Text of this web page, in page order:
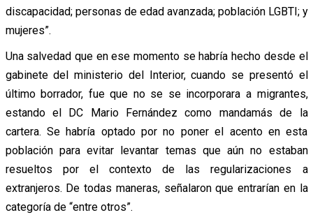
discapacidad; personas de edad avanzada; población LGBTI; y
mujeres”.
Una salvedad que en ese momento se habría hecho desde el
gabinete del ministerio del Interior, cuando se presentó el
último borrador, fue que no se se incorporara a migrantes,
estando el DC Mario Fernández como mandamás de la
cartera. Se habría optado por no poner el acento en esta
población para evitar levantar temas que aún no estaban
resueltos por el contexto de las regularizaciones a
extranjeros. De todas maneras, señalaron que entrarían en la
categoría de “entre otros”.